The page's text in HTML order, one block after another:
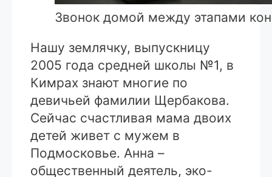
Звонок домой между этапами
Нашу землячку, выпускницу
2005 года средней школы №1, в
Кимрах знают многие по
девичьей фамилии Щербакова.
Сейчас счастливая мама двоих
детей живет с мужем в
Подмосковье. Анна –
общественный деятель, эко-